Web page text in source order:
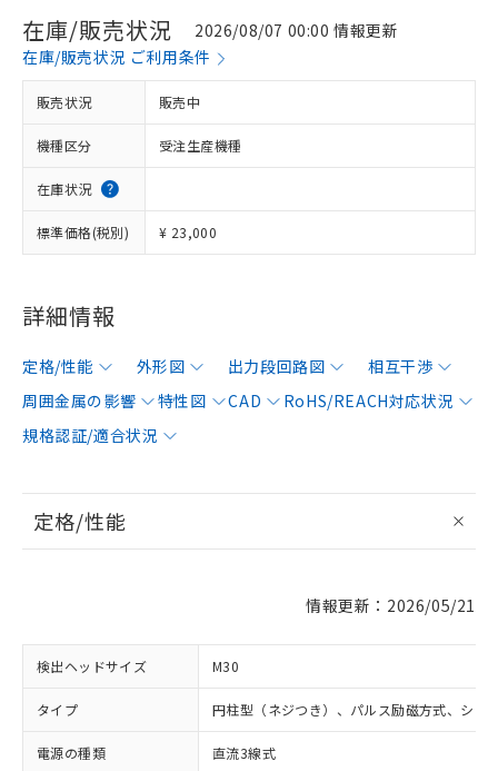
在庫/販売状況
2026/08/07 00:00 情報更新
在庫/販売状況 ご利用条件
販売状況 販売中
機種区分 受注生産機種
在庫状況
標準価格(税別) ¥ 23,000
詳細情報
定格/性能 外形図 出力段回路図
相互干渉
周囲金属の影響
特性図 CAD
RoHS/REACH対応状況
規格認証/適合状況
定格/性能
情報更新：2026/05/21
検出ヘッドサイズ M30
タイプ 円柱型（ネジつき）、パルス励磁方式、シー
電源の種類 直流3線式